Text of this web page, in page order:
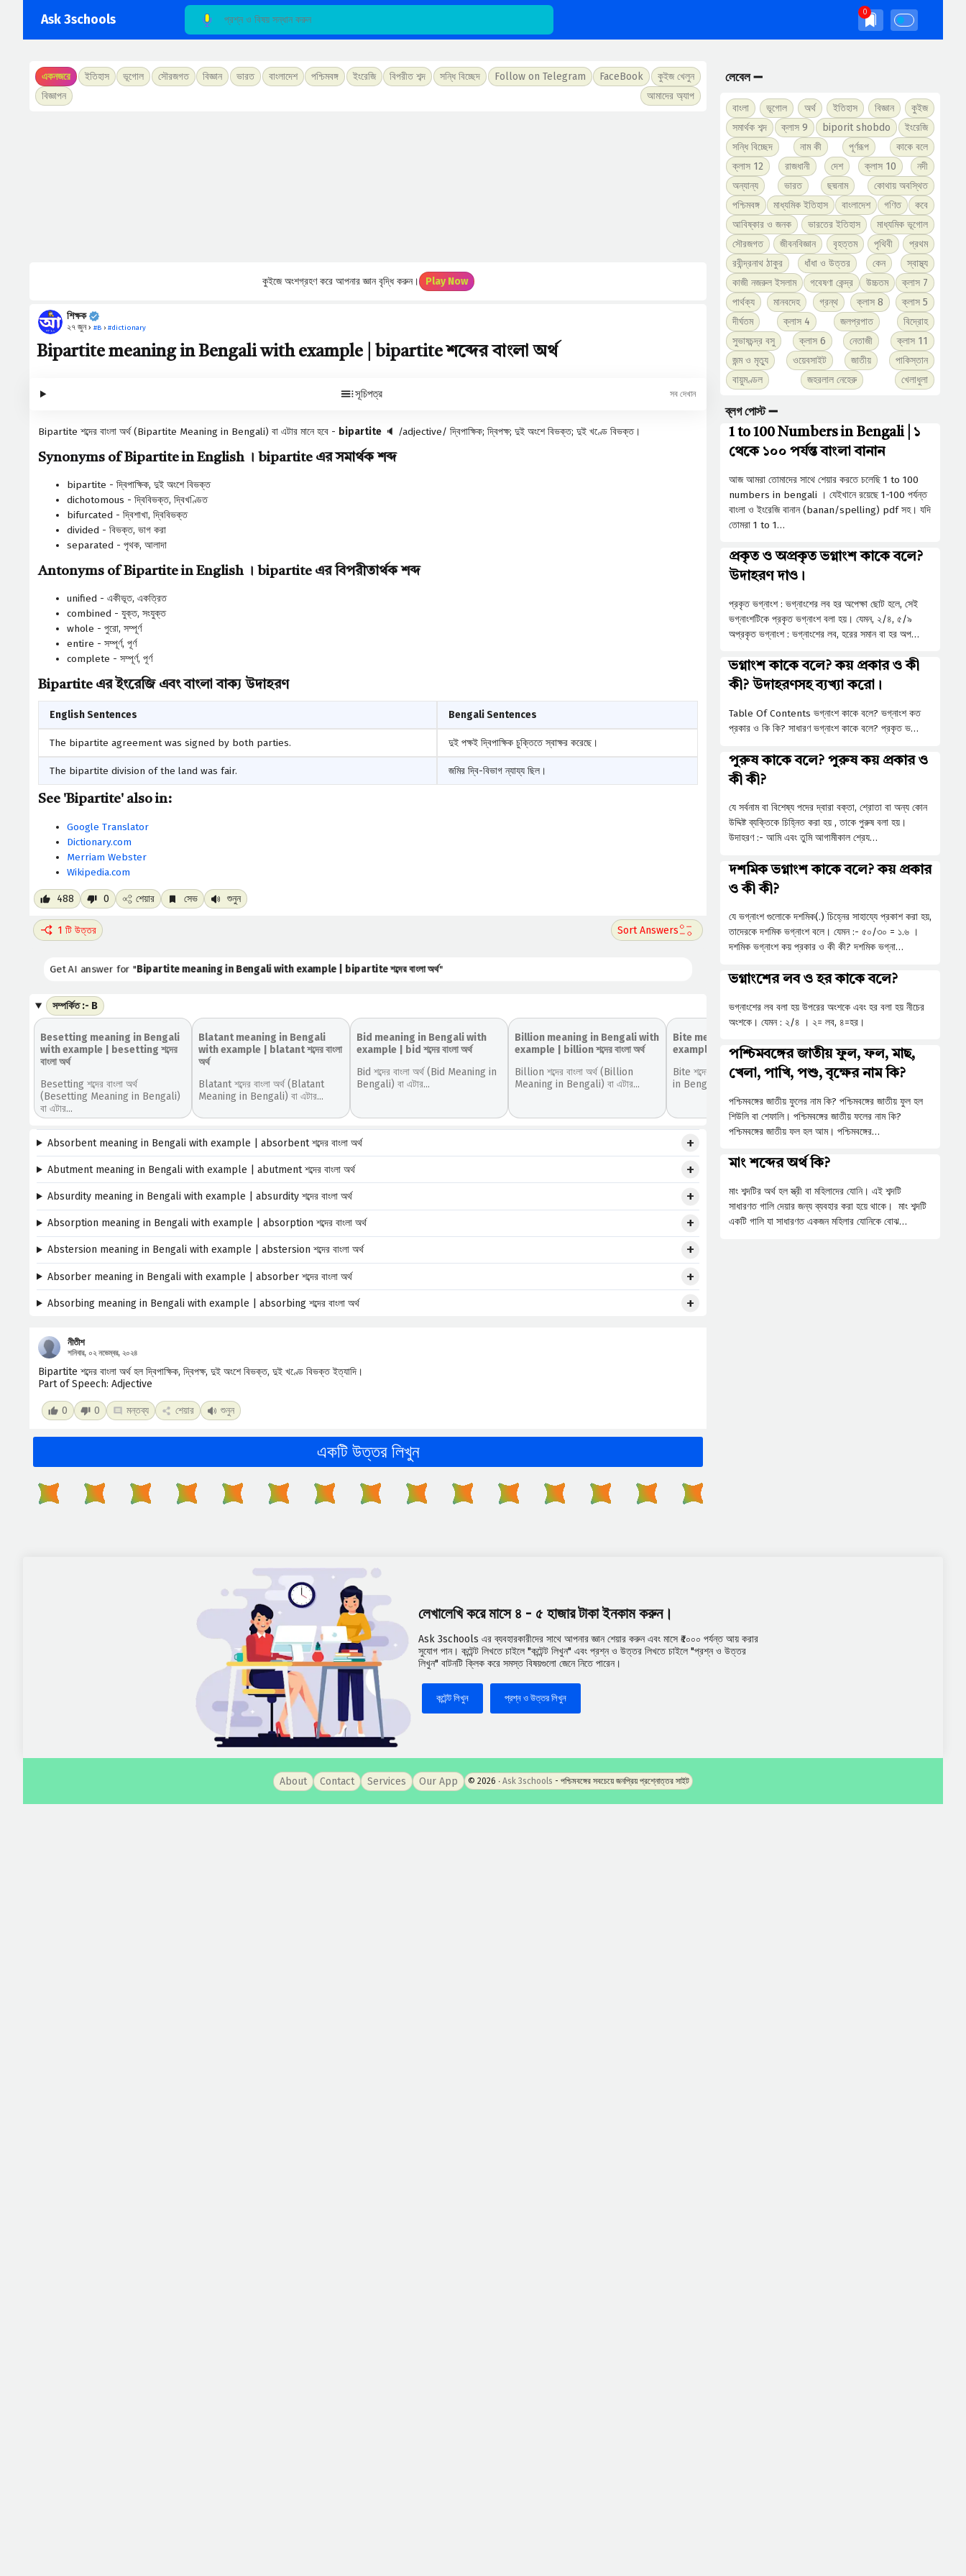
Ask 3schools
একনজরে ইতিহাস ভূগোল সৌরজগত বিজ্ঞান ভারত বাংলাদেশ পশ্চিমবঙ্গ ইংরেজি বিপরীত শব্দ সন্ধি বিচ্ছেদ Follow on Telegram FaceBook
কুইজ খেলুন
বিজ্ঞাপন
আমাদের অ্যাপ
কুইজে অংশগ্রহণ করে আপনার জ্ঞান বৃদ্ধি করুন। Play Now
শিক্ষক
২৭ জুন › #B › #dictionary
Bipartite meaning in Bengali with example | bipartite শব্দের বাংলা অর্থ
সূচিপত্র
Bipartite শব্দের বাংলা অর্থ (Bipartite Meaning in Bengali) বা এটার মানে হবে - bipartite 🔈 /adjective/ দ্বিপাক্ষিক; দ্বিপক্ষ; দুই অংশে বিভক্ত; দুই খণ্ডে বিভক্ত।
Synonyms of Bipartite in English । bipartite এর সমার্থক শব্দ
bipartite - দ্বিপাক্ষিক, দুই অংশে বিভক্ত
dichotomous - দ্বিবিভক্ত, দ্বিখণ্ডিত
bifurcated - দ্বিশাখা, দ্বিবিভক্ত
divided - বিভক্ত, ভাগ করা
separated - পৃথক, আলাদা
Antonyms of Bipartite in English । bipartite এর বিপরীতার্থক শব্দ
unified - একীভূত, একত্রিত
combined - যুক্ত, সংযুক্ত
whole - পুরো, সম্পূর্ণ
entire - সম্পূর্ণ, পূর্ণ
complete - সম্পূর্ণ, পূর্ণ
Bipartite এর ইংরেজি এবং বাংলা বাক্য উদাহরণ
English Sentences Bengali Sentences
The bipartite agreement was signed by both parties. দুই পক্ষই দ্বিপাক্ষিক চুক্তিতে স্বাক্ষর করেছে।
The bipartite division of the land was fair. জমির দ্বি-বিভাগ ন্যায্য ছিল।
See 'Bipartite' also in:
Google Translator
Dictionary.com
Merriam Webster
Wikipedia.com
488 0 শেয়ার সেভ শুনুন
1 টি উত্তর
Get AI answer for " Bipartite meaning in Bengali with example | bipartite শব্দের বাংলা অর্থ"
সম্পর্কিত :- B
Besetting meaning in Bengali
with example | besetting শব্দের
বাংলা অর্থ
Besetting শব্দের বাংলা অর্থ
(Besetting Meaning in Bengali)
বা এটার...
Blatant meaning in Bengali
with example | blatant শব্দের বাংলা
অর্থ
Blatant শব্দের বাংলা অর্থ (Blatant
Meaning in Bengali) বা এটার...
Bid meaning in Bengali with
example | bid শব্দের বাংলা অর্থ
Bid শব্দের বাংলা অর্থ (Bid Meaning in
Bengali) বা এটার...
Billion meaning in Bengali with
example | billion শব্দের বাংলা অর্থ
Billion শব্দের বাংলা অর্থ (Billion
Meaning in Bengali) বা এটার...
Bite meaning in Bengali with
example | bite শব্দের বাংলা অর্থ
Bite শব্দের বাংলা অর্থ (Bite Meaning
in Bengali) বা এটার...
Absorbent meaning in Bengali with example | absorbent শব্দের বাংলা অর্থ
Abutment meaning in Bengali with example | abutment শব্দের বাংলা অর্থ
Absurdity meaning in Bengali with example | absurdity শব্দের বাংলা অর্থ
Absorption meaning in Bengali with example | absorption শব্দের বাংলা অর্থ
Abstersion meaning in Bengali with example | abstersion শব্দের বাংলা অর্থ
Absorber meaning in Bengali with example | absorber শব্দের বাংলা অর্থ
Absorbing meaning in Bengali with example | absorbing শব্দের বাংলা অর্থ
নীতীশ
শনিবার, ০২ নভেম্বর, ২০২৪
Bipartite শব্দের বাংলা অর্থ হল দ্বিপাক্ষিক, দ্বিপক্ষ, দুই অংশে বিভক্ত, দুই খণ্ডে বিভক্ত ইত্যাদি।
Part of Speech: Adjective
0 0 মন্তব্য শেয়ার শুনুন
একটি উত্তর লিখুন
লেবেল ➖
বাংলা ভূগোল অর্থ ইতিহাস বিজ্ঞান
কুইজ
সমার্থক শব্দ
ক্লাস 9 biporit shobdo
ইংরেজি
সন্ধি বিচ্ছেদ
নাম কী পূর্ণরূপ
কাকে বলে
ক্লাস 12
রাজধানী দেশ ক্লাস 10
নদী
অন্যান্য
ভারত ছদ্মনাম
কোথায় অবস্থিত
পশ্চিমবঙ্গ
মাধ্যমিক ইতিহাস বাংলাদেশ গণিত
কবে
আবিষ্কার ও জনক
ভারতের ইতিহাস
মাধ্যমিক ভূগোল
সৌরজগত
জীবনবিজ্ঞান বৃহত্তম পৃথিবী
প্রথম
রবীন্দ্রনাথ ঠাকুর
ধাঁধা ও উত্তর কেন
স্বাস্থ্য
কাজী নজরুল ইসলাম
গবেষণা কেন্দ্র উচ্চতম
ক্লাস 7
পার্থক্য
মানবদেহ গ্রন্থ ক্লাস 8
ক্লাস 5
দীর্ঘতম
ক্লাস 4 জলপ্রপাত
বিদ্রোহ
সুভাষচন্দ্র বসু
ক্লাস 6 নেতাজী
ক্লাস 11
জন্ম ও মৃত্যু
ওয়েবসাইট জাতীয়
পাকিস্তান
বায়ুমণ্ডল
জহরলাল নেহেরু খেলাধুলা
ব্লগ পোস্ট ➖
1 to 100 Numbers in Bengali | ১
থেকে ১০০ পর্যন্ত বাংলা বানান
আজ আমরা তোমাদের সাথে শেয়ার করতে চলেছি 1 to 100
numbers in bengali । যেইখানে রয়েছে 1-100 পর্যন্ত
বাংলা ও ইংরেজি বানান (banan/spelling) pdf সহ। যদি
তোমরা 1 to 1…
প্রকৃত ও অপ্রকৃত ভগ্নাংশ কাকে বলে?
উদাহরণ দাও।
প্রকৃত ভগ্নাংশ : ভগ্নাংশের লব হর অপেক্ষা ছােট হলে, সেই
ভগ্নাংশটিকে প্রকৃত ভগ্নাংশ বলা হয়। যেমন, ২/৪, ৫/৯
অপ্রকৃত ভগ্নাংশ : ভগ্নাংশের লব, হরের সমান বা হর অপ…
ভগ্নাংশ কাকে বলে? কয় প্রকার ও কী
কী? উদাহরণসহ ব্যখ্যা করো।
Table Of Contents ভগ্নাংশ কাকে বলে? ভগ্নাংশ কত
প্রকার ও কি কি? সাধারণ ভগ্নাংশ কাকে বলে? প্রকৃত ভ…
পুরুষ কাকে বলে? পুরুষ কয় প্রকার ও
কী কী?
যে সর্বনাম বা বিশেষ্য পদের দ্বারা বক্তা, শ্রোতা বা অন্য কোন
উদ্দিষ্ট ব্যক্তিকে চিহ্নিত করা হয় , তাকে পুরুষ বলা হয়।
উদাহরণ :- আমি এবং তুমি আগামীকাল শ্রেয…
দশমিক ভগ্নাংশ কাকে বলে? কয় প্রকার
ও কী কী?
যে ভগ্নাংশ গুলোকে দশমিক(.) চিহ্নের সাহায্যে প্রকাশ করা হয়,
তাদেরকে দশমিক ভগ্নাংশ বলে। যেমন :- ৫০/৩০ = ১.৬ ।
দশমিক ভগ্নাংশ কয় প্রকার ও কী কী? দশমিক ভগ্না…
ভগ্নাংশের লব ও হর কাকে বলে?
ভগ্নাংশের লব বলা হয় উপরের অংশকে এবং হর বলা হয় নীচের
অংশকে। যেমন : ২/৪ । ২= লব, ৪=হর।
পশ্চিমবঙ্গের জাতীয় ফুল, ফল, মাছ,
খেলা, পাখি, পশু, বৃক্ষের নাম কি?
পশ্চিমবঙ্গের জাতীয় ফুলের নাম কি? পশ্চিমবঙ্গের জাতীয় ফুল হল
শিউলি বা শেফালি। পশ্চিমবঙ্গের জাতীয় ফলের নাম কি?
পশ্চিমবঙ্গের জাতীয় ফল হল আম। পশ্চিমবঙ্গের…
মাং শব্দের অর্থ কি?
মাং শব্দটির অর্থ হল স্ত্রী বা মহিলাদের যোনি। এই শব্দটি
সাধারণত গালি দেয়ার জন্য ব্যবহার করা হয়ে থাকে। মাং শব্দটি
একটি গালি যা সাধারণত একজন মহিলার যোনিকে বোঝ…
লেখালেখি করে মাসে ৪ - ৫ হাজার টাকা ইনকাম করুন।
Ask 3schools এর ব্যবহারকারীদের সাথে আপনার জ্ঞান শেয়ার করুন এবং মাসে ₹৫০০০ পর্যন্ত আয় করার
সুযোগ পান। কন্টেন্ট লিখতে চাইলে "কন্টেন্ট লিখুন" এবং প্রশ্ন ও উত্তর লিখতে চাইলে "প্রশ্ন ও উত্তর
লিখুন" বাটনটি ক্লিক করে সমস্ত বিষয়গুলো জেনে নিতে পারেন।
কন্টেন্ট লিখুন প্রশ্ন ও উত্তর লিখুন
About Contact Services Our App © 2026 ‧ Ask 3schools - পশ্চিমবঙ্গের সবচেয়ে জনপ্রিয় প্রশ্নোত্তর সাইট